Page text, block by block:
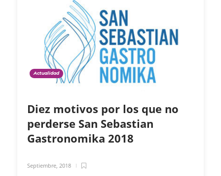
Actualidad
Diez motivos por los que no
perderse San Sebastian
Gastronomika 2018
Septiembre, 2018